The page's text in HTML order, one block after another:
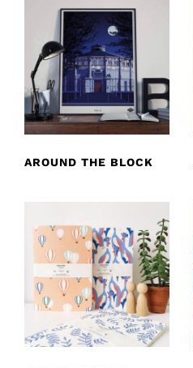
AROUND THE BLOCK